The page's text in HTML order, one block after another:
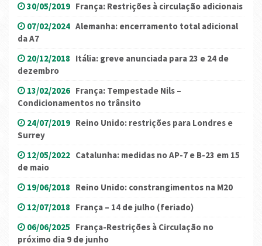
30/05/2019 França: Restrições à circulação adicionais
07/02/2024 Alemanha: encerramento total adicional
da A7
20/12/2018 Itália: greve anunciada para 23 e 24 de
dezembro
13/02/2026 França: Tempestade Nils –
Condicionamentos no trânsito
24/07/2019 Reino Unido: restrições para Londres e
Surrey
12/05/2022 Catalunha: medidas no AP-7 e B-23 em 15
de maio
19/06/2018 Reino Unido: constrangimentos na M20
12/07/2018 França – 14 de julho (feriado)
06/06/2025 França-Restrições à Circulação no
próximo dia 9 de junho